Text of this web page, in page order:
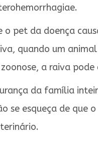
pet da doença
quando um
a raiva pode
da família
se esqueça de que